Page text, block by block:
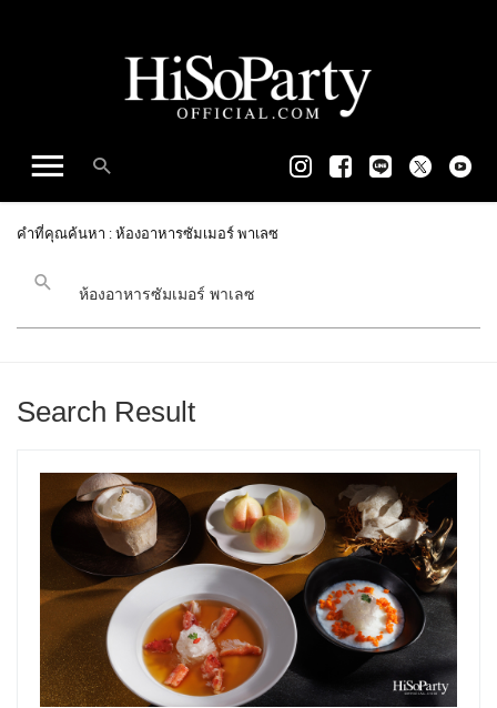
คำที่คุณค้นหา : ห้องอาหารซัมเมอร์ พาเลซ
Search Result